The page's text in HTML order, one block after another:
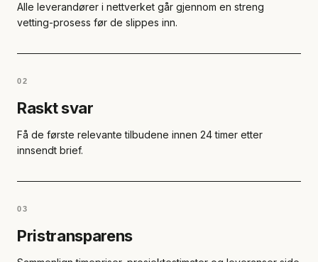
Alle leverandører i nettverket går gjennom en streng
vetting-prosess før de slippes inn.
02
Raskt svar
Få de første relevante tilbudene innen 24 timer etter
innsendt brief.
03
Pristransparens